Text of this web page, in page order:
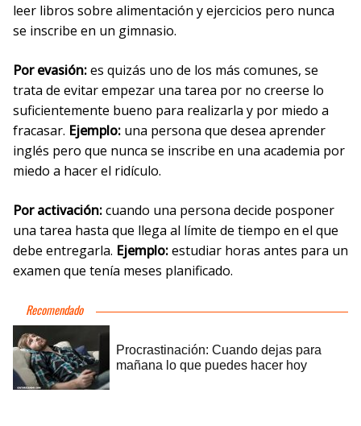
leer libros sobre alimentación y ejercicios pero nunca
se inscribe en un gimnasio.
Por evasión:es quizás uno de los más comunes, se
trata de evitar empezar una tarea por no creerse lo
suficientemente bueno para realizarla y por miedo a
fracasar. Ejemplo: una persona que desea aprender
inglés pero que nunca se inscribe en una academia por
miedo a hacer el ridículo.
Por activación:cuando una persona decide posponer
una tarea hasta que llega al límite de tiempo en el que
debe entregarla. Ejemplo:estudiar horas antes para un
examen que tenía meses planificado.